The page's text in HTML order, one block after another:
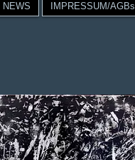
NEWS IMPRESSUM/AGBs